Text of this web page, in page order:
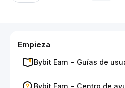
Empieza
Bybit Earn - Guías de
Bybit Earn - Centro de